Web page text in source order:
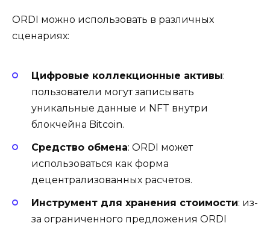
ORDI можно использовать в различных
сценариях:
Цифровые коллекционные активы:
пользователи могут записывать
уникальные данные и NFT внутри
блокчейна Bitcoin.
Средство обмена: ORDI может
использоваться как форма
децентрализованных расчетов.
Инструмент для хранения стоимости: из-
за ограниченного предложения ORDI